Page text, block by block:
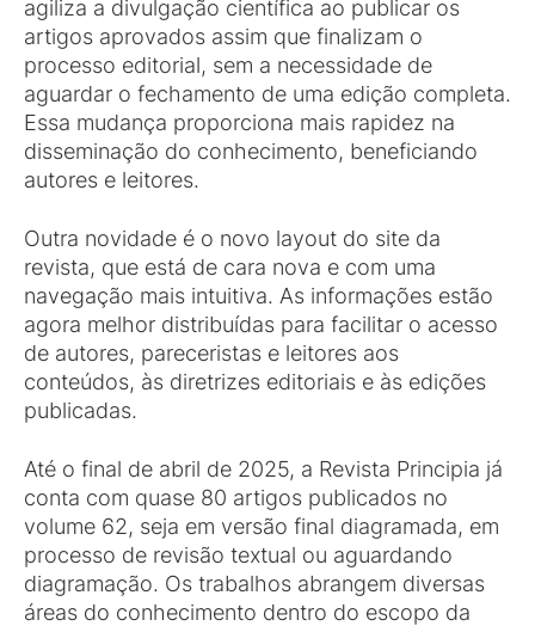
agiliza a divulgação científica ao publicar os
artigos aprovados assim que finalizam o
processo editorial, sem a necessidade de
aguardar o fechamento de uma edição completa.
Essa mudança proporciona mais rapidez na
disseminação do conhecimento, beneficiando
autores e leitores.
Outra novidade é o novo layout do site da
revista, que está de cara nova e com uma
navegação mais intuitiva. As informações estão
agora melhor distribuídas para facilitar o acesso
de autores, pareceristas e leitores aos
conteúdos, às diretrizes editoriais e às edições
publicadas.
Até o final de abril de 2025, a Revista Principia já
conta com quase 80 artigos publicados no
volume 62, seja em versão final diagramada, em
processo de revisão textual ou aguardando
diagramação. Os trabalhos abrangem diversas
áreas do conhecimento dentro do escopo da